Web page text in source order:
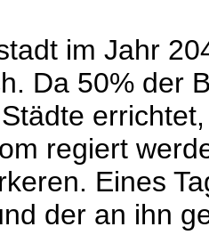
im Jahr
Da 50% der
regiert
Eines
der an ihn